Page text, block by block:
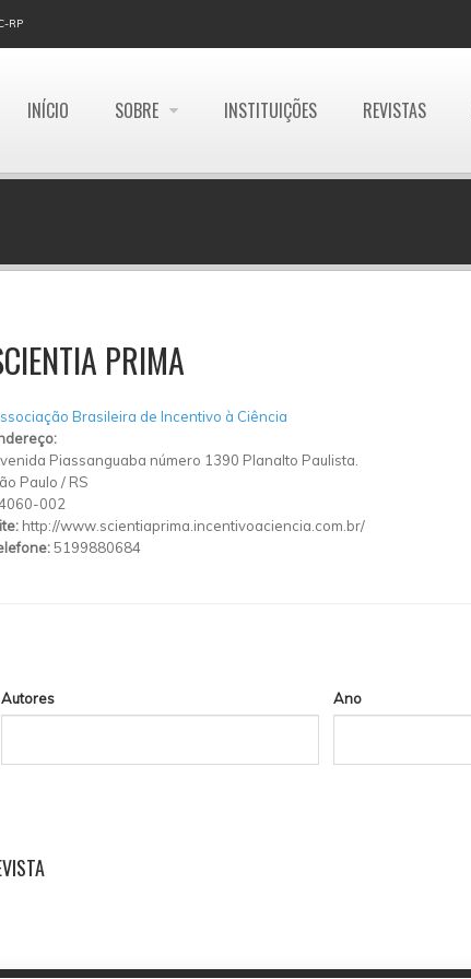
RP
INÍCIO SOBRE INSTITUIÇÕES REVISTAS
PRIMA
Brasileira de Incentivo à Ciência
Piassanguaba número 1390 Planalto Paulista.
Paulo / RS
002
http://www.scientiaprima.incentivoaciencia.com.br/
5199880684
Autores Ano